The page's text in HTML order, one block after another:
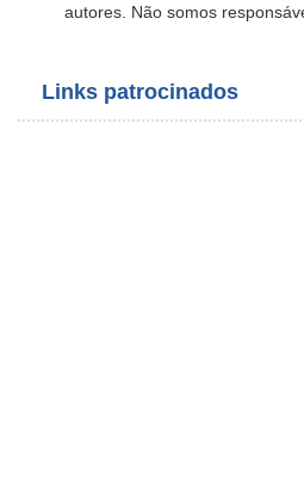
autores. Não somos
Links patrocinados